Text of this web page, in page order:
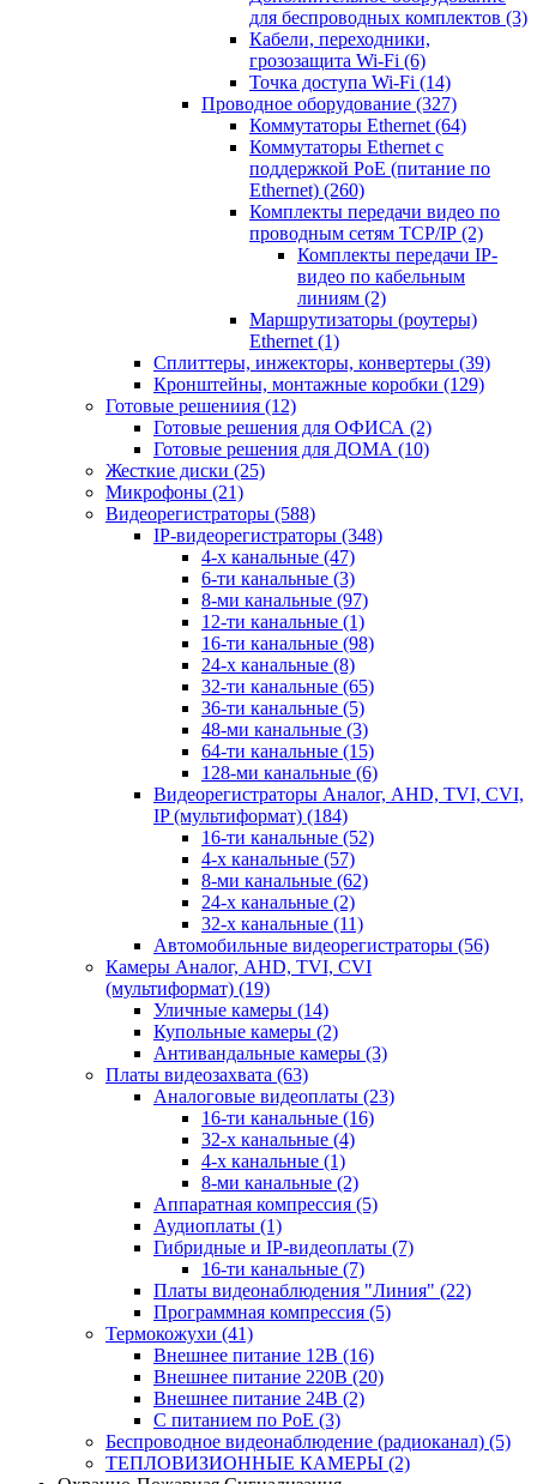
для беспроводных комплектов (3)
Кабели, переходники,
грозозащита Wi-Fi (6)
Точка доступа Wi-Fi (14)
Проводное оборудование (327)
Коммутаторы Ethernet (64)
Коммутаторы Ethernet с
поддержкой PoE (питание по
Ethernet) (260)
Комплекты передачи видео по
проводным сетям TCP/IP (2)
Комплекты передачи IP-
видео по кабельным
линиям (2)
Маршрутизаторы (роутеры)
Ethernet (1)
Сплиттеры, инжекторы, конвертеры (39)
Кронштейны, монтажные коробки (129)
Готовые решениия (12)
Готовые решения для ОФИСА (2)
Готовые решения для ДОМА (10)
Жесткие диски (25)
Микрофоны (21)
Видеорегистраторы (588)
IP-видеорегистраторы (348)
4-х канальные (47)
6-ти канальные (3)
8-ми канальные (97)
12-ти канальные (1)
16-ти канальные (98)
24-х канальные (8)
32-ти канальные (65)
36-ти канальные (5)
48-ми канальные (3)
64-ти канальные (15)
128-ми канальные (6)
Видеорегистраторы Аналог, AHD, TVI, CVI,
IP (мультиформат) (184)
16-ти канальные (52)
4-х канальные (57)
8-ми канальные (62)
24-х канальные (2)
32-х канальные (11)
Автомобильные видеорегистраторы (56)
Камеры Аналог, AHD, TVI, CVI
(мультиформат) (19)
Уличные камеры (14)
Купольные камеры (2)
Антивандальные камеры (3)
Платы видеозахвата (63)
Аналоговые видеоплаты (23)
16-ти канальные (16)
32-х канальные (4)
4-х канальные (1)
8-ми канальные (2)
Аппаратная компрессия (5)
Аудиоплаты (1)
Гибридные и IP-видеоплаты (7)
16-ти канальные (7)
Платы видеонаблюдения "Линия" (22)
Программная компрессия (5)
Термокожухи (41)
Внешнее питание 12В (16)
Внешнее питание 220В (20)
Внешнее питание 24В (2)
С питанием по PoE (3)
Беспроводное видеонаблюдение (радиоканал) (5)
ТЕПЛОВИЗИОННЫЕ КАМЕРЫ (2)